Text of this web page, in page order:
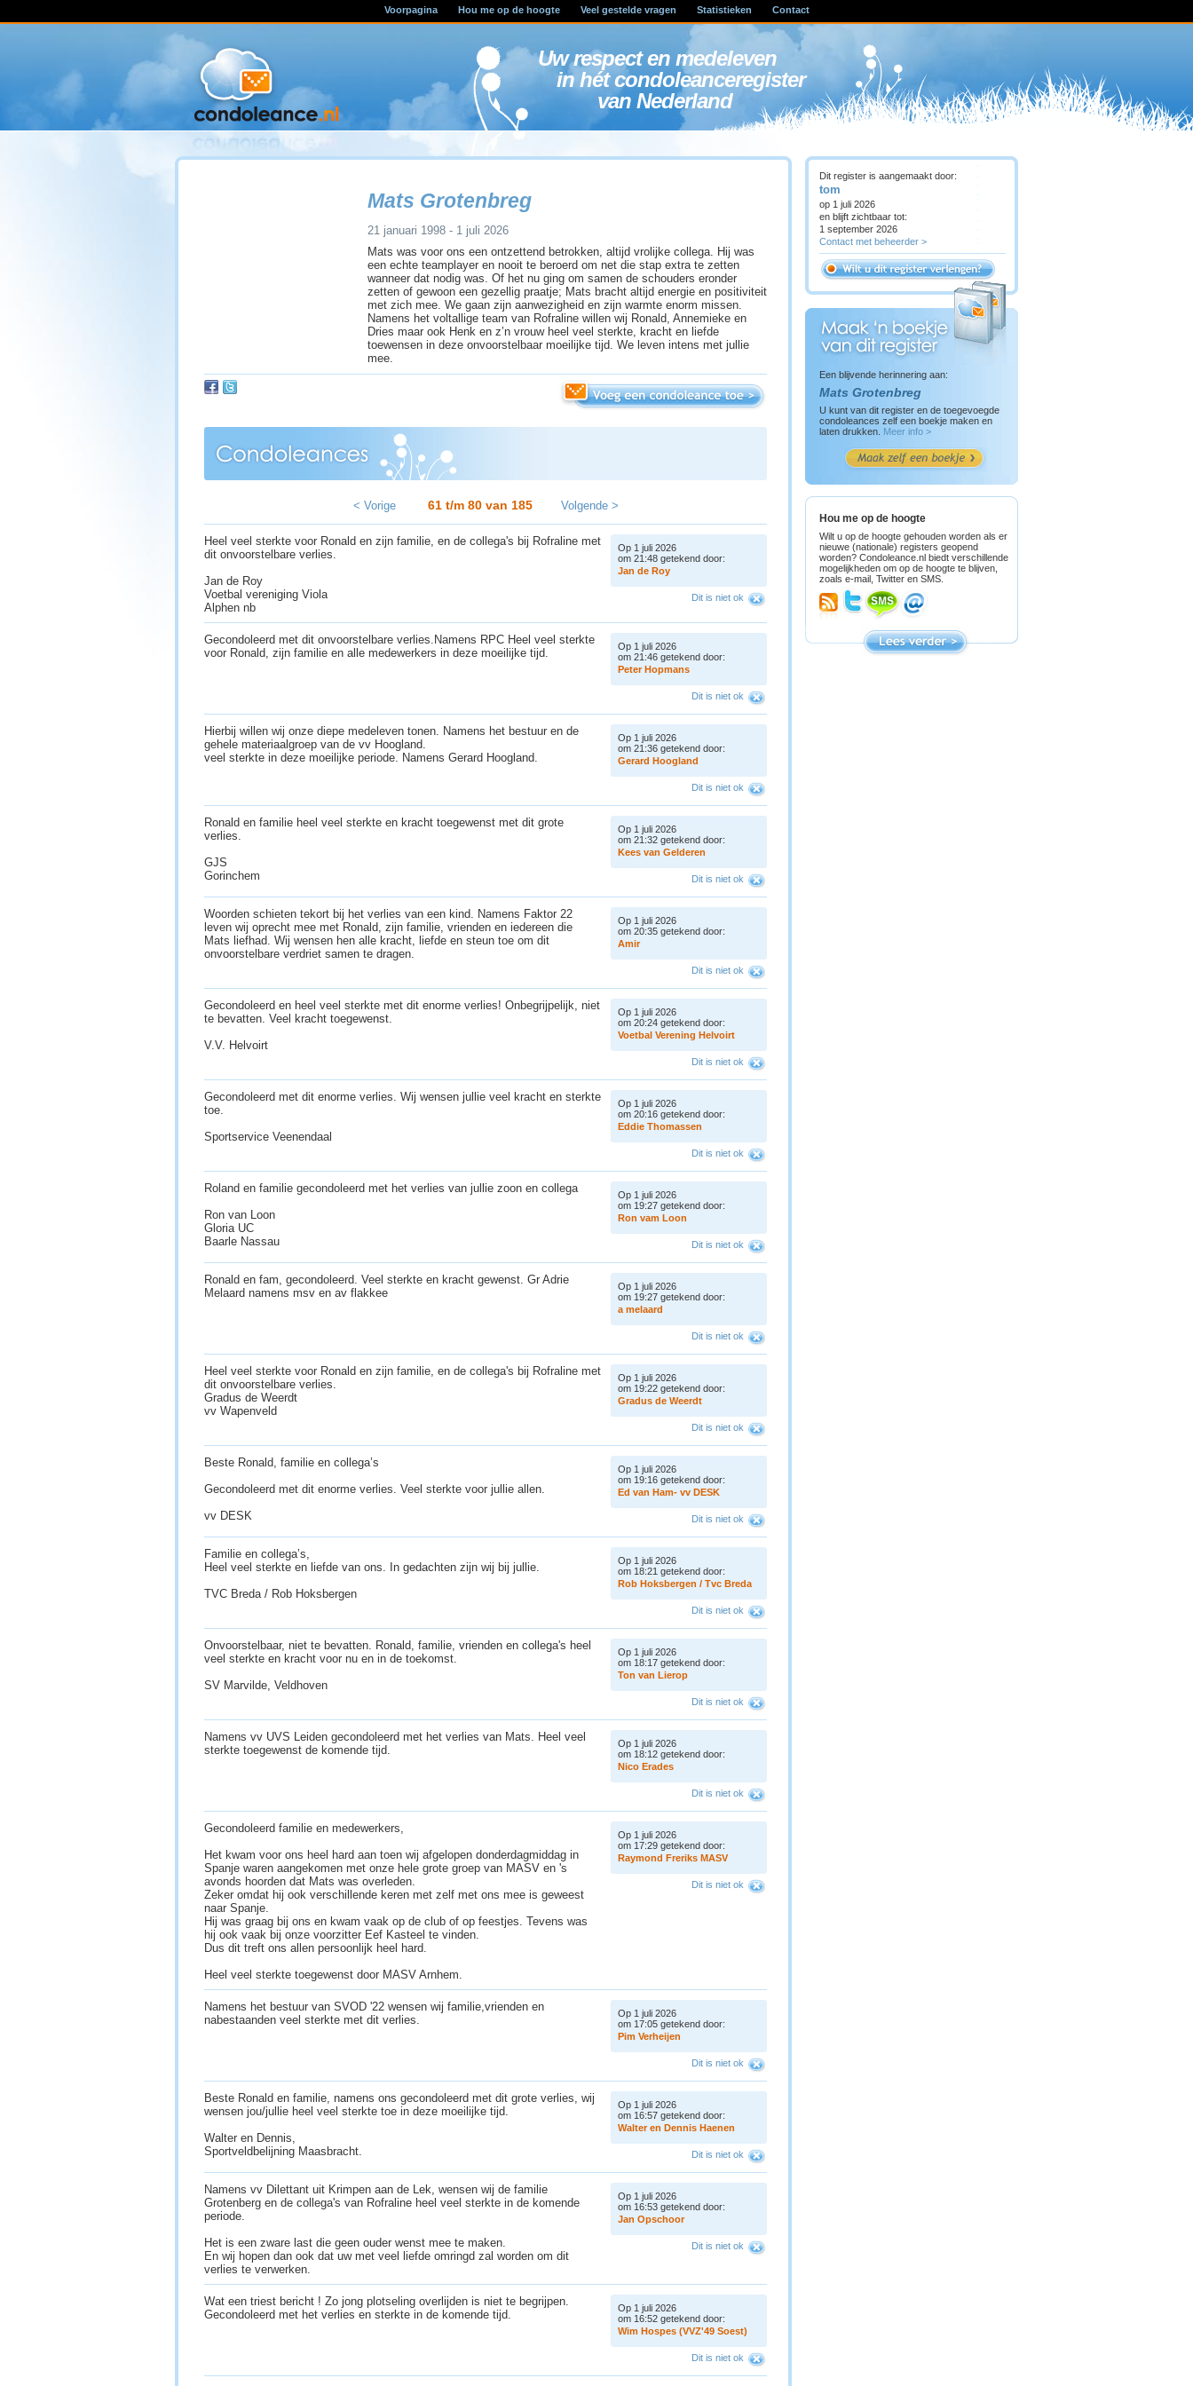
Voorpagina Hou me op de hoogte Veel gestelde vragen Statistieken Contact
Uw respect en medeleven
in hét condoleanceregister
van Nederland
Mats Grotenbreg
21 januari 1998 - 1 juli 2026
Mats was voor ons een ontzettend betrokken, altijd vrolijke collega. Hij was
een echte teamplayer en nooit te beroerd om net die stap extra te zetten
wanneer dat nodig was. Of het nu ging om samen de schouders eronder
zetten of gewoon een gezellig praatje; Mats bracht altijd energie en positiviteit
met zich mee. We gaan zijn aanwezigheid en zijn warmte enorm missen.
Namens het voltallige team van Rofraline willen wij Ronald, Annemieke en
Dries maar ook Henk en z’n vrouw heel veel sterkte, kracht en liefde
toewensen in deze onvoorstelbaar moeilijke tijd. We leven intens met jullie
mee.
< Vorige 61 t/m 80 van 185 Volgende >
Heel veel sterkte voor Ronald en zijn familie, en de collega's bij Rofraline met
dit onvoorstelbare verlies.
Jan de Roy
Voetbal vereniging Viola
Alphen nb
Op 1 juli 2026
om 21:48 getekend door:
Jan de Roy
Dit is niet ok
Gecondoleerd met dit onvoorstelbare verlies.Namens RPC Heel veel sterkte
voor Ronald, zijn familie en alle medewerkers in deze moeilijke tijd.
Op 1 juli 2026
om 21:46 getekend door:
Peter Hopmans
Dit is niet ok
Hierbij willen wij onze diepe medeleven tonen. Namens het bestuur en de
gehele materiaalgroep van de vv Hoogland.
veel sterkte in deze moeilijke periode. Namens Gerard Hoogland.
Op 1 juli 2026
om 21:36 getekend door:
Gerard Hoogland
Dit is niet ok
Ronald en familie heel veel sterkte en kracht toegewenst met dit grote
verlies.
GJS
Gorinchem
Op 1 juli 2026
om 21:32 getekend door:
Kees van Gelderen
Dit is niet ok
Woorden schieten tekort bij het verlies van een kind. Namens Faktor 22
leven wij oprecht mee met Ronald, zijn familie, vrienden en iedereen die
Mats liefhad. Wij wensen hen alle kracht, liefde en steun toe om dit
onvoorstelbare verdriet samen te dragen.
Op 1 juli 2026
om 20:35 getekend door:
Amir
Dit is niet ok
Gecondoleerd en heel veel sterkte met dit enorme verlies! Onbegrijpelijk, niet
te bevatten. Veel kracht toegewenst.
V.V. Helvoirt
Op 1 juli 2026
om 20:24 getekend door:
Voetbal Verening Helvoirt
Dit is niet ok
Gecondoleerd met dit enorme verlies. Wij wensen jullie veel kracht en sterkte
toe.
Sportservice Veenendaal
Op 1 juli 2026
om 20:16 getekend door:
Eddie Thomassen
Dit is niet ok
Roland en familie gecondoleerd met het verlies van jullie zoon en collega
Ron van Loon
Gloria UC
Baarle Nassau
Op 1 juli 2026
om 19:27 getekend door:
Ron vam Loon
Dit is niet ok
Ronald en fam, gecondoleerd. Veel sterkte en kracht gewenst. Gr Adrie
Melaard namens msv en av flakkee
Op 1 juli 2026
om 19:27 getekend door:
a melaard
Dit is niet ok
Heel veel sterkte voor Ronald en zijn familie, en de collega's bij Rofraline met
dit onvoorstelbare verlies.
Gradus de Weerdt
vv Wapenveld
Op 1 juli 2026
om 19:22 getekend door:
Gradus de Weerdt
Dit is niet ok
Beste Ronald, familie en collega’s
Gecondoleerd met dit enorme verlies. Veel sterkte voor jullie allen.
vv DESK
Op 1 juli 2026
om 19:16 getekend door:
Ed van Ham- vv DESK
Dit is niet ok
Familie en collega’s,
Heel veel sterkte en liefde van ons. In gedachten zijn wij bij jullie.
TVC Breda / Rob Hoksbergen
Op 1 juli 2026
om 18:21 getekend door:
Rob Hoksbergen / Tvc Breda
Dit is niet ok
Onvoorstelbaar, niet te bevatten. Ronald, familie, vrienden en collega's heel
veel sterkte en kracht voor nu en in de toekomst.
SV Marvilde, Veldhoven
Op 1 juli 2026
om 18:17 getekend door:
Ton van Lierop
Dit is niet ok
Namens vv UVS Leiden gecondoleerd met het verlies van Mats. Heel veel
sterkte toegewenst de komende tijd.
Op 1 juli 2026
om 18:12 getekend door:
Nico Erades
Dit is niet ok
Gecondoleerd familie en medewerkers,
Het kwam voor ons heel hard aan toen wij afgelopen donderdagmiddag in
Spanje waren aangekomen met onze hele grote groep van MASV en 's
avonds hoorden dat Mats was overleden.
Zeker omdat hij ook verschillende keren met zelf met ons mee is geweest
naar Spanje.
Hij was graag bij ons en kwam vaak op de club of op feestjes. Tevens was
hij ook vaak bij onze voorzitter Eef Kasteel te vinden.
Dus dit treft ons allen persoonlijk heel hard.
Heel veel sterkte toegewenst door MASV Arnhem.
Op 1 juli 2026
om 17:29 getekend door:
Raymond Freriks MASV
Dit is niet ok
Namens het bestuur van SVOD '22 wensen wij familie,vrienden en
nabestaanden veel sterkte met dit verlies.
Op 1 juli 2026
om 17:05 getekend door:
Pim Verheijen
Dit is niet ok
Beste Ronald en familie, namens ons gecondoleerd met dit grote verlies, wij
wensen jou/jullie heel veel sterkte toe in deze moeilijke tijd.
Walter en Dennis,
Sportveldbelijning Maasbracht.
Op 1 juli 2026
om 16:57 getekend door:
Walter en Dennis Haenen
Dit is niet ok
Namens vv Dilettant uit Krimpen aan de Lek, wensen wij de familie
Grotenberg en de collega's van Rofraline heel veel sterkte in de komende
periode.
Het is een zware last die geen ouder wenst mee te maken.
En wij hopen dan ook dat uw met veel liefde omringd zal worden om dit
verlies te verwerken.
Op 1 juli 2026
om 16:53 getekend door:
Jan Opschoor
Dit is niet ok
Wat een triest bericht ! Zo jong plotseling overlijden is niet te begrijpen.
Gecondoleerd met het verlies en sterkte in de komende tijd.
Op 1 juli 2026
om 16:52 getekend door:
Wim Hospes (VVZ'49 Soest)
Dit is niet ok
Dit register is aangemaakt door:
tom
op 1 juli 2026
en blijft zichtbaar tot:
1 september 2026
Contact met beheerder >
Een blijvende herinnering aan:
Mats Grotenbreg
U kunt van dit register en de toegevoegde
condoleances zelf een boekje maken en
laten drukken.
Meer info >
Hou me op de hoogte
Wilt u op de hoogte gehouden worden als er
nieuwe (nationale) registers geopend
worden? Condoleance.nl biedt verschillende
mogelijkheden om op de hoogte te blijven,
zoals e-mail, Twitter en SMS.